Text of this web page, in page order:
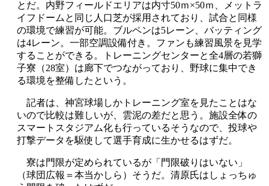
とだ。内野フィールドエリアは内寸50ｍ×50ｍ、メットラ
イフドームと同じ人口芝が採用されており、試合と同様
の環境で練習が可能。ブルペンは5レーン、バッティング
は4レーン。一部空調設備付き。ファンも練習風景を見学
することができる。トレーニングセンターと全4層の若獅
子寮（28室）は廊下でつながっており、野球に集中でき
る環境を整備したという。
記者は、神宮球場しかトレーニング室を見たことはな
いので比較は難しいが、雲泥の差だと思う。施設全体の
スマートスタジアム化も行っているそうなので、投球や
打撃データを駆使して選手育成に生かせるはずだ。
寮は門限が定められているが「門限破りはいない」
（球団広報＝本当かしら）そうだ。清原氏はしょっちゅ